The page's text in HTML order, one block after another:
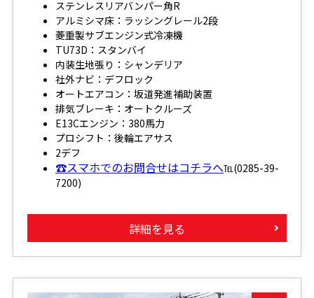
ステンレスリアバンパー角R
アルミシマ床：ラッシングレール2段
菱重製サブエンジン式冷凍機
TU73D：スタンバイ
内装生地張り：シャンデリア
社外ナビ：デフロック
オートエアコン：坂道発進補助装置
排気ブレーキ：オートクルーズ
E13Cエンジン：380馬力
プロシフト：後輪エアサス
2デフ
☎スマホでのお問合せはコチラへ℡(0285-39-
7200)
詳細を見る